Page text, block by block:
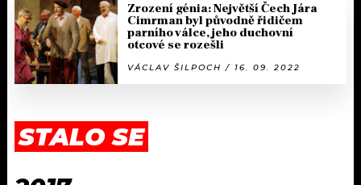
Zrození génia: Největší Čech Jára
Cimrman byl původně řidičem
parního válce, jeho duchovní
otcové se rozešli
VÁCLAV ŠILPOCH / 16. 09. 2022
STALO SE